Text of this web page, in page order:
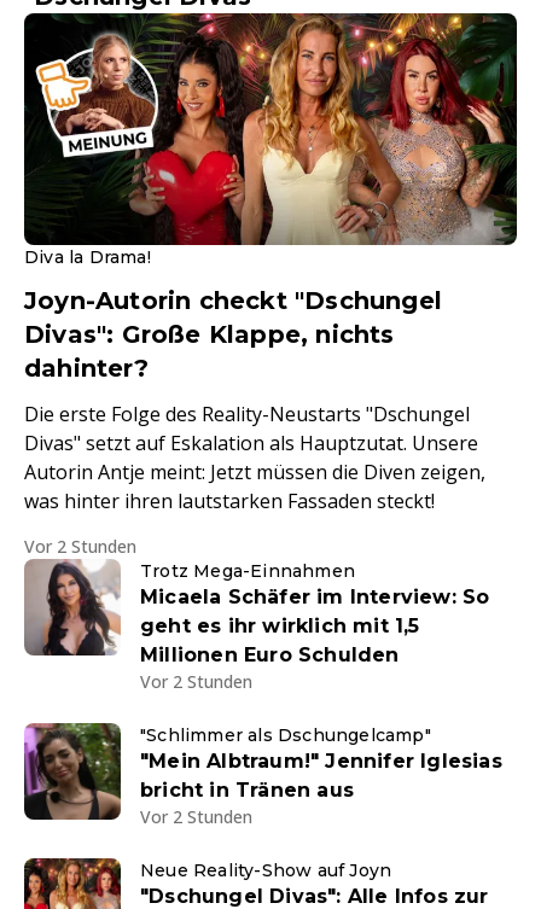
Diva la Drama!
Joyn-Autorin checkt "Dschungel
Divas": Große Klappe, nichts
dahinter?
Die erste Folge des Reality-Neustarts "Dschungel
Divas" setzt auf Eskalation als Hauptzutat. Unsere
Autorin Antje meint: Jetzt müssen die Diven zeigen,
was hinter ihren lautstarken Fassaden steckt!
Vor 2 Stunden
Trotz Mega-Einnahmen
Micaela Schäfer im Interview: So
geht es ihr wirklich mit 1,5
Millionen Euro Schulden
Vor 2 Stunden
"Schlimmer als Dschungelcamp"
"Mein Albtraum!" Jennifer Iglesias
bricht in Tränen aus
Vor 2 Stunden
Neue Reality-Show auf Joyn
"Dschungel Divas": Alle Infos zur